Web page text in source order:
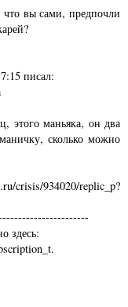
вы сами, предпочли
писал:
этого маньяка, он два
сколько можно
934020/replic_p?
здесь: